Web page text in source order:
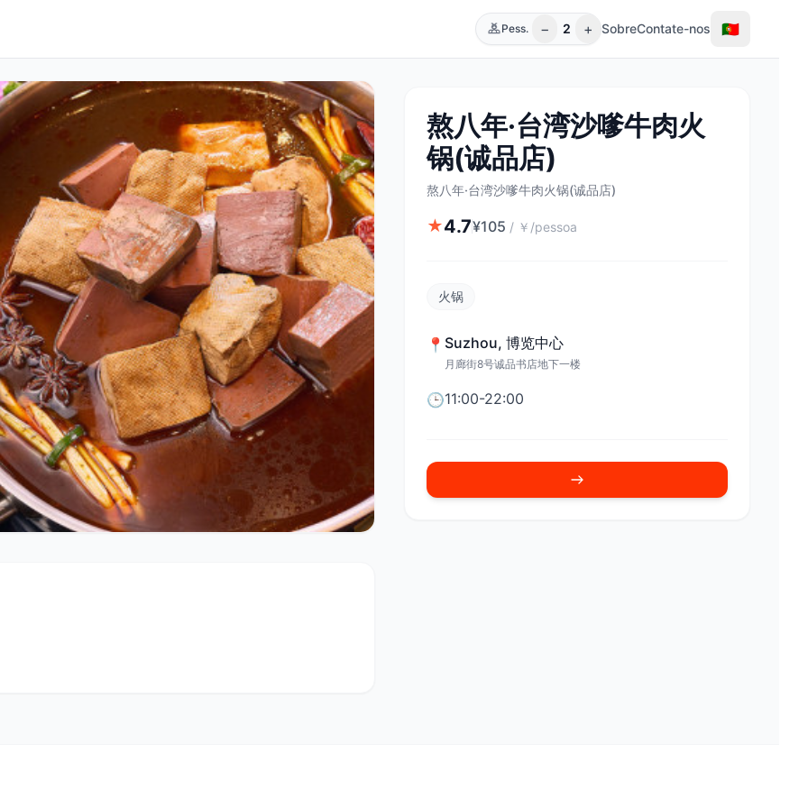
Pess. − 2 + SobreContate-nos 🇵🇹
熬八年·台湾沙嗲牛肉火
锅(诚品店)
熬八年·台湾沙嗲牛肉火锅(诚品店)
★4.7¥105 / ￥/pessoa
火锅
📍 Suzhou, 博览中心
月廊街8号诚品书店地下一楼
🕒11:00-22:00